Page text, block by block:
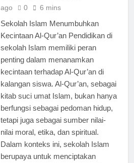
ago
0 6 mins
Sekolah Islam Menumbuhkan
Kecintaan Al-Qur’an Pendidikan di
sekolah Islam memiliki peran
penting dalam menanamkan
kecintaan terhadap Al-Qur’an di
kalangan siswa. Al-Qur’an, sebagai
kitab suci umat Islam, bukan hanya
berfungsi sebagai pedoman hidup,
tetapi juga sebagai sumber nilai-
nilai moral, etika, dan spiritual.
Dalam konteks ini, sekolah Islam
berupaya untuk menciptakan